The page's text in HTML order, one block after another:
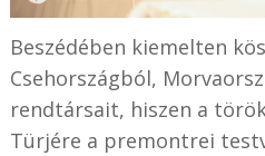
Beszédében kiemelten
Csehországból,
rendtársait, hiszen a
Türjére a premontrei